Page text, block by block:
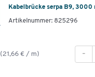
Kabelbrücke serpa B9, 3000
Artikelnummer: 825296
(21,66 € / m) -